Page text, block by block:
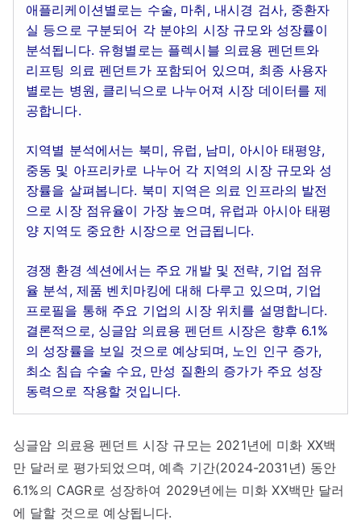
애플리케이션별로는 수술, 마취, 내시경 검사, 중환자
실 등으로 구분되어 각 분야의 시장 규모와 성장률이
분석됩니다. 유형별로는 플렉시블 의료용 펜던트와
리프팅 의료 펜던트가 포함되어 있으며, 최종 사용자
별로는 병원, 클리닉으로 나누어져 시장 데이터를 제
공합니다.
지역별 분석에서는 북미, 유럽, 남미, 아시아 태평양,
중동 및 아프리카로 나누어 각 지역의 시장 규모와 성
장률을 살펴봅니다. 북미 지역은 의료 인프라의 발전
으로 시장 점유율이 가장 높으며, 유럽과 아시아 태평
양 지역도 중요한 시장으로 언급됩니다.
경쟁 환경 섹션에서는 주요 개발 및 전략, 기업 점유
율 분석, 제품 벤치마킹에 대해 다루고 있으며, 기업
프로필을 통해 주요 기업의 시장 위치를 설명합니다.
결론적으로, 싱글암 의료용 펜던트 시장은 향후 6.1%
의 성장률을 보일 것으로 예상되며, 노인 인구 증가,
최소 침습 수술 수요, 만성 질환의 증가가 주요 성장
동력으로 작용할 것입니다.
싱글암 의료용 펜던트 시장 규모는 2021년에 미화 XX백
만 달러로 평가되었으며, 예측 기간(2024-2031년) 동안
6.1%의 CAGR로 성장하여 2029년에는 미화 XX백만 달러
에 달할 것으로 예상됩니다.